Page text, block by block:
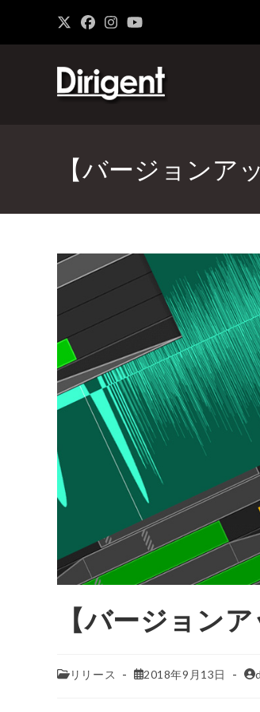
【バージョンア
【バージョン
リリース 2018年9月13日